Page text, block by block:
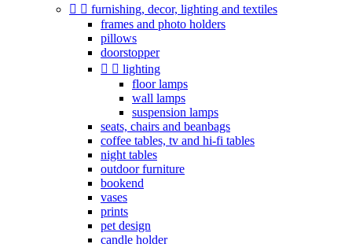
  furnishing, decor, lighting and textiles
frames and photo holders
pillows
doorstopper
  lighting
floor lamps
wall lamps
suspension lamps
seats, chairs and beanbags
coffee tables, tv and hi-fi tables
night tables
outdoor furniture
bookend
vases
prints
pet design
candle holder